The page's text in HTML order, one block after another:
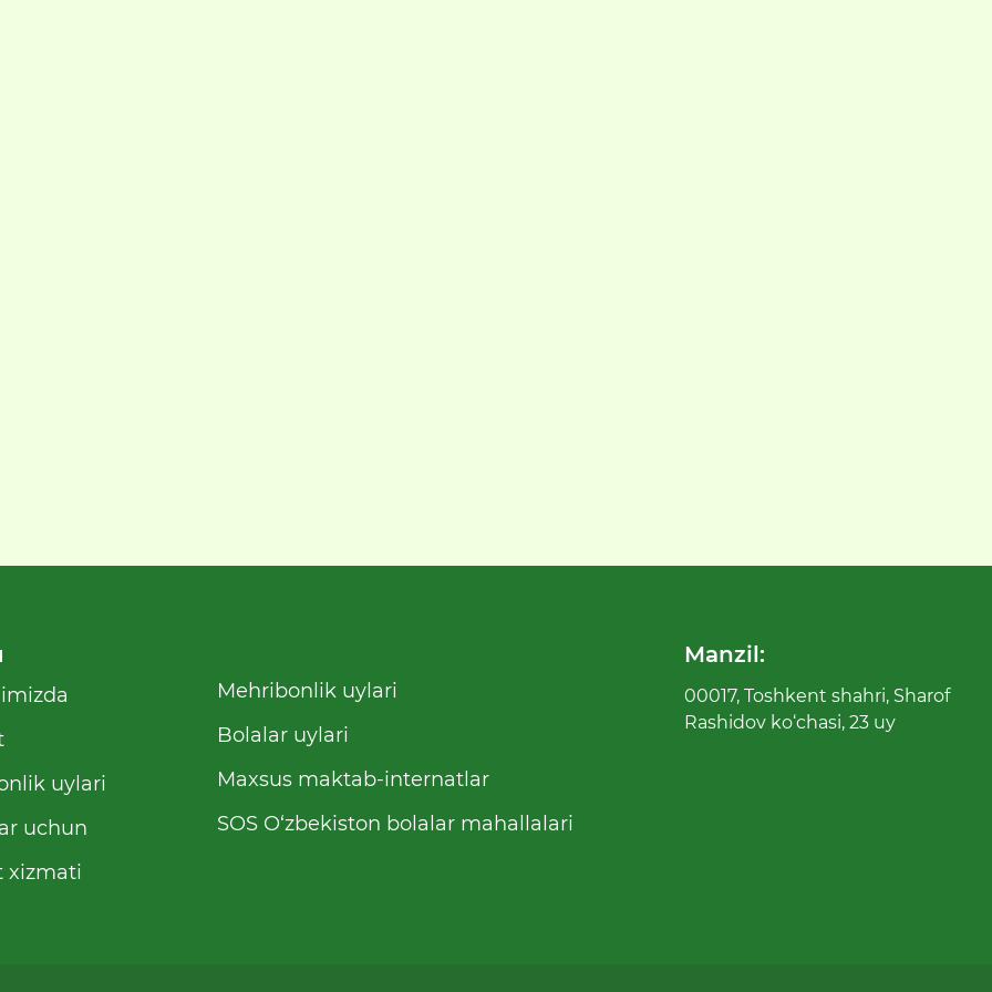
uylari
uchun
xizmati
Mehribonlik uylari
Bolalar uylari
Maxsus maktab-internatlar
SOS O‘zbekiston bolalar mahallalari
Manzil:
00017, Toshkent shahri, Sharof
Rashidov ko‘chasi, 23 uy